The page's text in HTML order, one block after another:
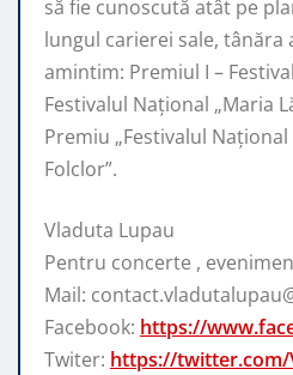
să fie cunoscută atât pe
lungul carierei sale,
amintim: Premiul I –
Festivalul Național „Maria
Premiu „Festivalul
Folclor”.
Vladuta Lupau
Pentru concerte ,
Mail:
Facebook: https://
Twiter: https://twitter.com/